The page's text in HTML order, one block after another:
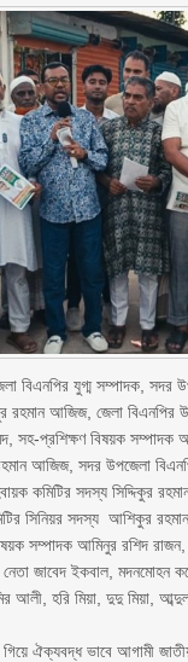
বিএনপির যুগ্ম সম্পাদক,
আজিজ, জেলা বিএনপির
সহ-প্রশিক্ষণ বিষয়ক সম্পাদক
আজিজ, সদর উপজেলা
কমিটির সদস্য সিদ্দিকুর
সিনিয়র সদস্য আশিকুর
সম্পাদক আমিনুর রশিদ
জাবেদ ইকবাল, মদনমোহন
আলী, হরি মিয়া, দুদু মিয়া,
ঐক্যবদ্ধ ভাবে আগামী জাতীয়